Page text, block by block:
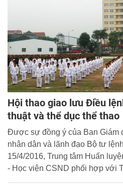
Hội thao giao lưu Điều
thuật và thể dục thể thao
Được sự đồng ý của Ban Giám
nhân dân và lãnh đạo Bộ tư lệnh Cảnh sát cơ động, ngày
15/4/2016, Trung tâm Huấn luyện và Thực hành
- Học viện CSND phối hợp với